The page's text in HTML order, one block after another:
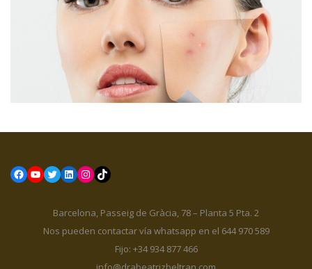
Facebook
YouTube
Twitter
LinkedIn
Instagram
TikTok
Barcelona, Passeig de Gràcia, 78 – Planta 5 Pta. 2
Nos pueden contactar vía whatsapp en el 644 970 589
Fijo: +34 934 877 466